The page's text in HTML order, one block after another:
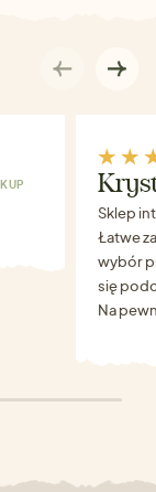
Sklep
Łatwe
wybór
się
Na